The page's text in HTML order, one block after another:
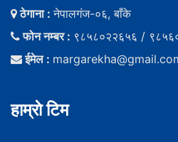
ठेगाना :नेपालगंज-०६, बाँके
फोन नम्बर : ९८५८०२२६५६ /
ईमेल :
हाम्राे टिम